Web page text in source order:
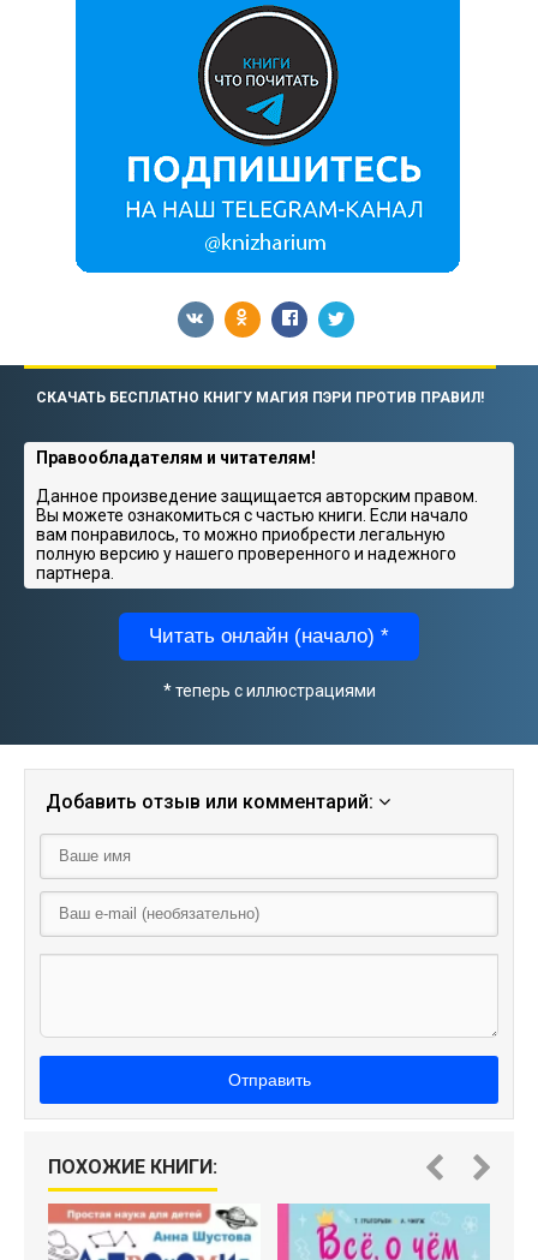
СКАЧАТЬ БЕСПЛАТНО КНИГУ МАГИЯ ПЭРИ ПРОТИВ ПРАВИЛ!
Правообладателям и читателям!
Данное произведение защищается авторским правом.
Вы можете ознакомиться с частью книги. Если начало
вам понравилось, то можно приобрести легальную
полную версию у нашего проверенного и надежного
партнера.
Читать онлайн (начало) *
* теперь с иллюстрациями
Добавить отзыв или комментарий:
Отправить
ПОХОЖИЕ КНИГИ: